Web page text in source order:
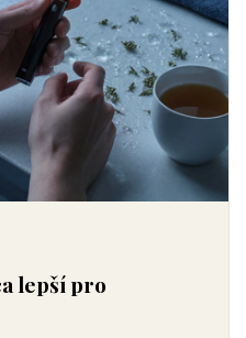
lepší pro